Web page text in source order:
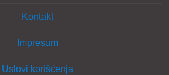
Kontakt
Impresum
Uslovi korišćenja